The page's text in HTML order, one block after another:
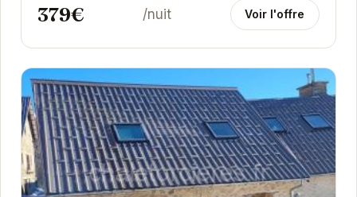
379€ /nuit Voir l'offre